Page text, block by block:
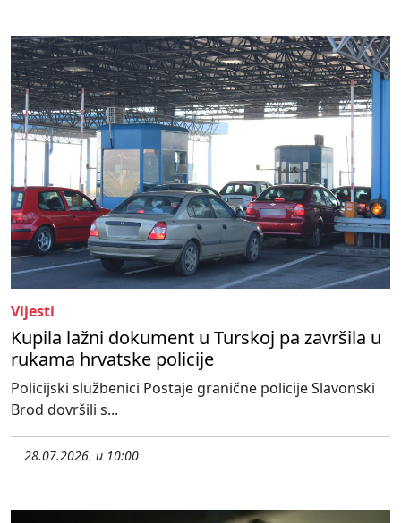
Vijesti
Kupila lažni dokument u Turskoj pa završila u
rukama hrvatske policije
Policijski službenici Postaje granične policije Slavonski
Brod dovršili s...
28.07.2026. u 10:00